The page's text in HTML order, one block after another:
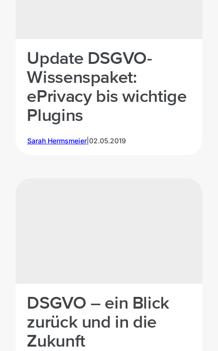
Update DSGVO-
Wissenspaket:
ePrivacy bis wichtige
Plugins
Sarah Hermsmeier| 02.05.2019
DSGVO – ein Blick
zurück und in die
Zukunft